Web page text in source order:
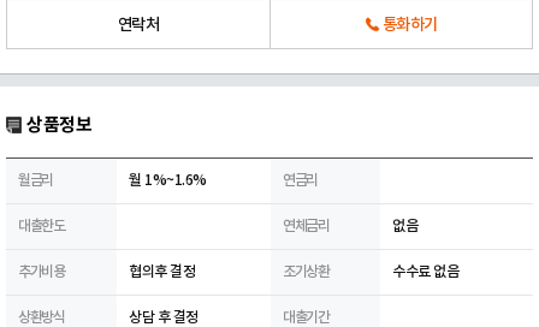
연락처 통화하기
상품정보
월금리 월 1%~1.6% 연금리
대출한도 연체금리 없음
추가비용 협의후 결정 조기상환 수수료 없음
상환방식 상담 후 결정 대출기간